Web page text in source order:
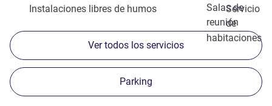
Salas de
reunión
Instalaciones libres de humos
Servicio
de
habitaciones
Ver todos los servicios
Parking